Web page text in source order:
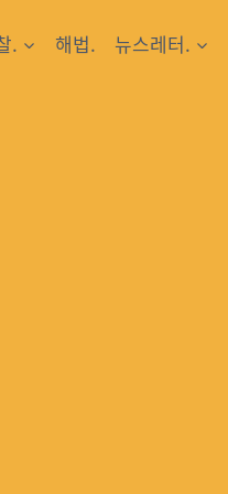
. 해법. 뉴스레터.